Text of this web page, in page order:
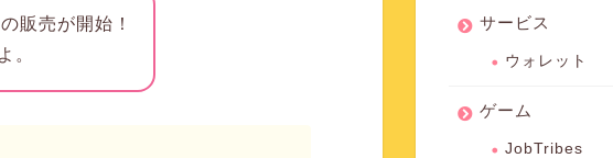
販売が開始！
。
サービス
ウォレット
ゲーム
JobTribes